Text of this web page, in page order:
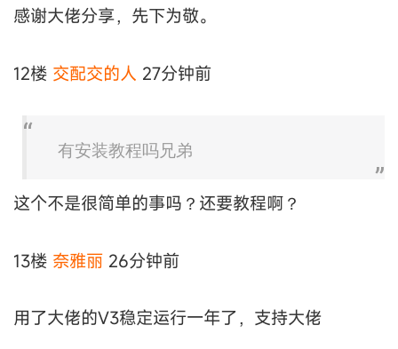
感谢大佬分享，先下为敬。
12楼 交配交的人 27分钟前
有安装教程吗兄弟
这个不是很简单的事吗？还要教程啊？
13楼 奈雅丽 26分钟前
用了大佬的V3稳定运行一年了，支持大佬